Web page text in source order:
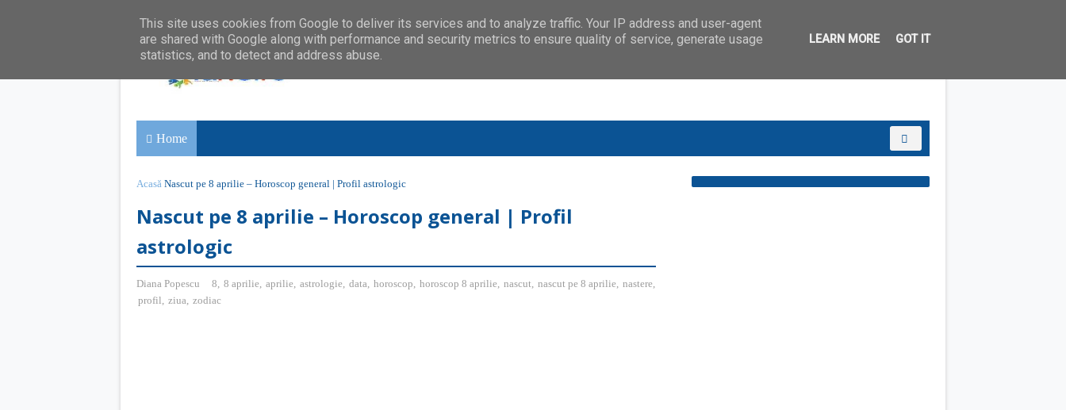
Home
Acasă Nascut pe 8 aprilie – Horoscop general | Profil astrologic
Nascut pe 8 aprilie – Horoscop general | Profil
astrologic
Diana Popescu 8, 8 aprilie, aprilie, astrologie, data, horoscop, horoscop 8 aprilie, nascut, nascut pe 8 aprilie, nastere,
profil, ziua, zodiac
This site uses cookies from Google to deliver its services and to analyze traffic. Your IP address and user-agent
are shared with Google along with performance and security metrics to ensure quality of service, generate usage
statistics, and to detect and address abuse.
LEARN MORE GOT IT